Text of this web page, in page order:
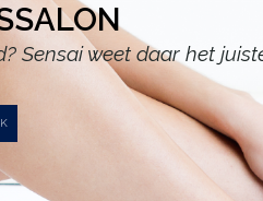
Sensai weet daar het